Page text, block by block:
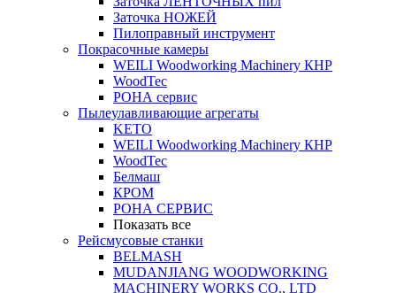
Заточка НОЖЕЙ
Пилоправный инструмент
Покрасочные камеры
WEILI Woodworking Machinery КНР
WoodTec
РОНА сервис
Пылеулавливающие агрегаты
KETO
WEILI Woodworking Machinery КНР
WoodTec
Белмаш
КРОМ
РОНА СЕРВИС
Показать все
Рейсмусовые станки
BELMASH
MUDANJIANG WOODWORKING
MACHINERY WORKS CO., LTD